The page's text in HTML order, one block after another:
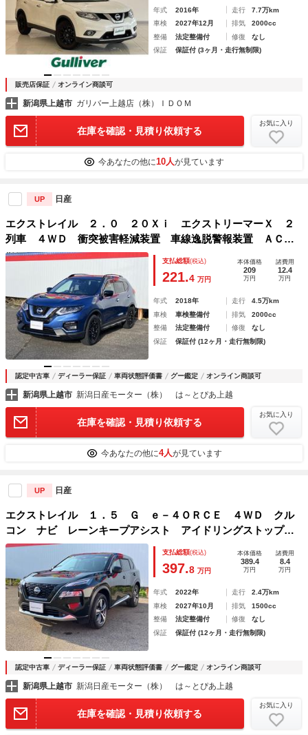
年式 2016年 走行
7.7万km
車検
2027年12月 排気
2000cc
整備
法定整備付 修復
なし
保証
保証付 (3ヶ月・走行無制限)
販売店保証 オンライン商談可
新潟県上越市 ガリバー上越店（株）ＩＤＯＭ
在庫を確認・見積り依頼する
お気に入り
今あなたの他に10人が見ています
UP 日産
エクストレイル ２．０ ２０Ｘｉ エクストリーマーＸ ２
列車 ４ＷＤ 衝突被害軽減装置 車線逸脱警報装置 ＡＣ
Ｃ イモビライザー スマートキ－ メモリーナビ ＥＴＣ
付 バックカメラ アイドリングストップ アルミホイール
パノラミックビューモニター フルタイム４ＷＤ
支払総額(税込)
221.4 万円
本体価格
209
万円
諸費用
12.4
万円
年式 2018年 走行
4.5万km
車検
車検整備付 排気
2000cc
整備
法定整備付 修復
なし
保証
保証付 (12ヶ月・走行無制限)
認定中古車 ディーラー保証 車両状態評価書 グー鑑定 オンライン商談可
新潟県上越市 新潟日産モーター（株） は～とぴあ上越
在庫を確認・見積り依頼する
お気に入り
今あなたの他に4人が見ています
UP 日産
エクストレイル １．５ Ｇ ｅ－４ＯＲＣＥ ４ＷＤ クル
コン ナビ レーンキープアシスト アイドリングストップ
アルミホイール ＥＴＣ バックカメラ ４ＷＤ オートエア
コン ＰＳ サイドカメラ メモリーナビ 寒冷地仕様 盗難
防止システム エアＢ ＰＷ
支払総額(税込)
397.8 万円
本体価格
389.4
万円
諸費用
8.4
万円
年式 2022年 走行
2.4万km
車検
2027年10月 排気
1500cc
整備
法定整備付 修復
なし
保証
保証付 (12ヶ月・走行無制限)
認定中古車 ディーラー保証 車両状態評価書 グー鑑定 オンライン商談可
新潟県上越市 新潟日産モーター（株） は～とぴあ上越
在庫を確認・見積り依頼する
お気に入り